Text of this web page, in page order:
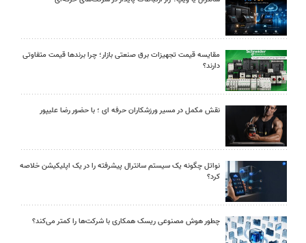
مقایسه قیمت تجهیزات برق صنعتی بازار؛ چرا برندها قیمت متفاوتی
دارند؟
نقش مکمل در مسیر ورزشکاران حرفه ای ؛ با حضور رضا علیپور
نواتل چگونه یک سیستم سانترال پیشرفته را در یک اپلیکیشن خلاصه
کرد؟
چطور هوش مصنوعی ریسک همکاری با شرکت‌ها را کمتر می‌کند؟